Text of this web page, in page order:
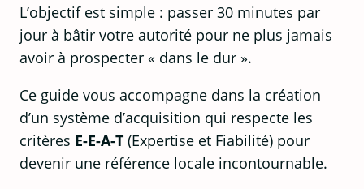
L’objectif est simple : passer 30 minutes par
jour à bâtir votre autorité pour ne plus jamais
avoir à prospecter « dans le dur ».
Ce guide vous accompagne dans la création
d’un système d’acquisition qui respecte les
critères E-E-A-T (Expertise et Fiabilité) pour
devenir une référence locale incontournable.